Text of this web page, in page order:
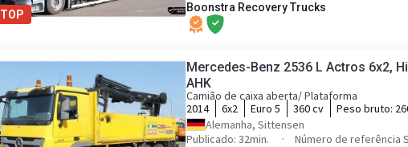
TOP
Boonstra Recovery Trucks
Mercedes-Benz 2536 L Actros 6x2,
AHK
Camião de caixa aberta/ Plataforma
2014
6x2 Euro 5 360 cv Peso bruto:
Alemanha, Sittensen
Publicado: 32min.
Número de referência